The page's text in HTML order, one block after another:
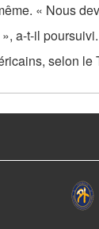
« Nous
a-t-il
selon le